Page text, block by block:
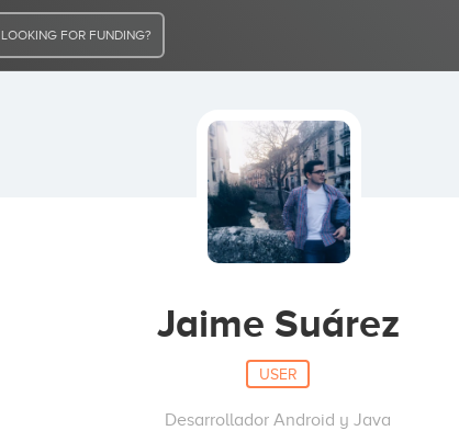
LOOKING FOR FUNDING?
Jaime Suárez
USER
Desarrollador Android y Java